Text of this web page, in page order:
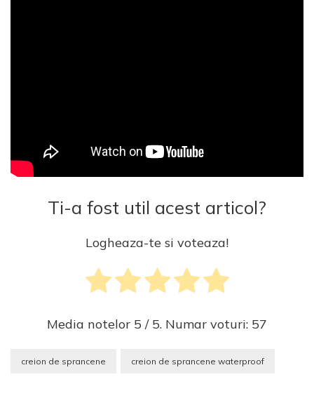
Ti-a fost util acest articol?
Logheaza-te si voteaza!
Media notelor 5 / 5. Numar voturi: 57
creion de sprancene creion de sprancene waterproof